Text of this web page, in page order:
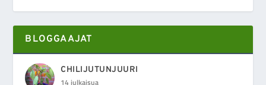
BLOGGAAJAT
CHILIJUTUNJUURI
14 julkaisua